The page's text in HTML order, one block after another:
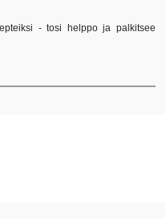
- tosi helppo ja palkitsee